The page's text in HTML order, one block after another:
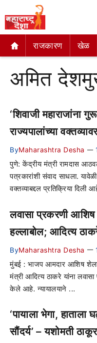
राजकारण खेळ
राजकारण खेळ
अमित
‘शिवाजी महाराजांना
राज्यपालांच्या
ByMaharashtra Desha —
पुणे: केंद्रीय मंत्री रामदास आठवले
पत्रकारांशी संवाद साधला.
वक्तव्याबद्दल प्रतिक्रिया दिली
लवासा प्रकरणी आशिष
हल्लाबोल; आदित्य
ByMaharashtra Desha —
मुंबई : भाजप आमदार आशिष
मंत्री आदित्य ठाकरे यांना
केले आहे. न्यायालयाने ...
‘पायाला भेगा,
सौंदर्य’ – यशोमती ठाकूर